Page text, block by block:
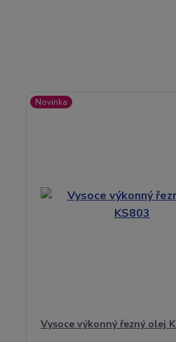
Novinka
Vysoce výkonný řezný olej